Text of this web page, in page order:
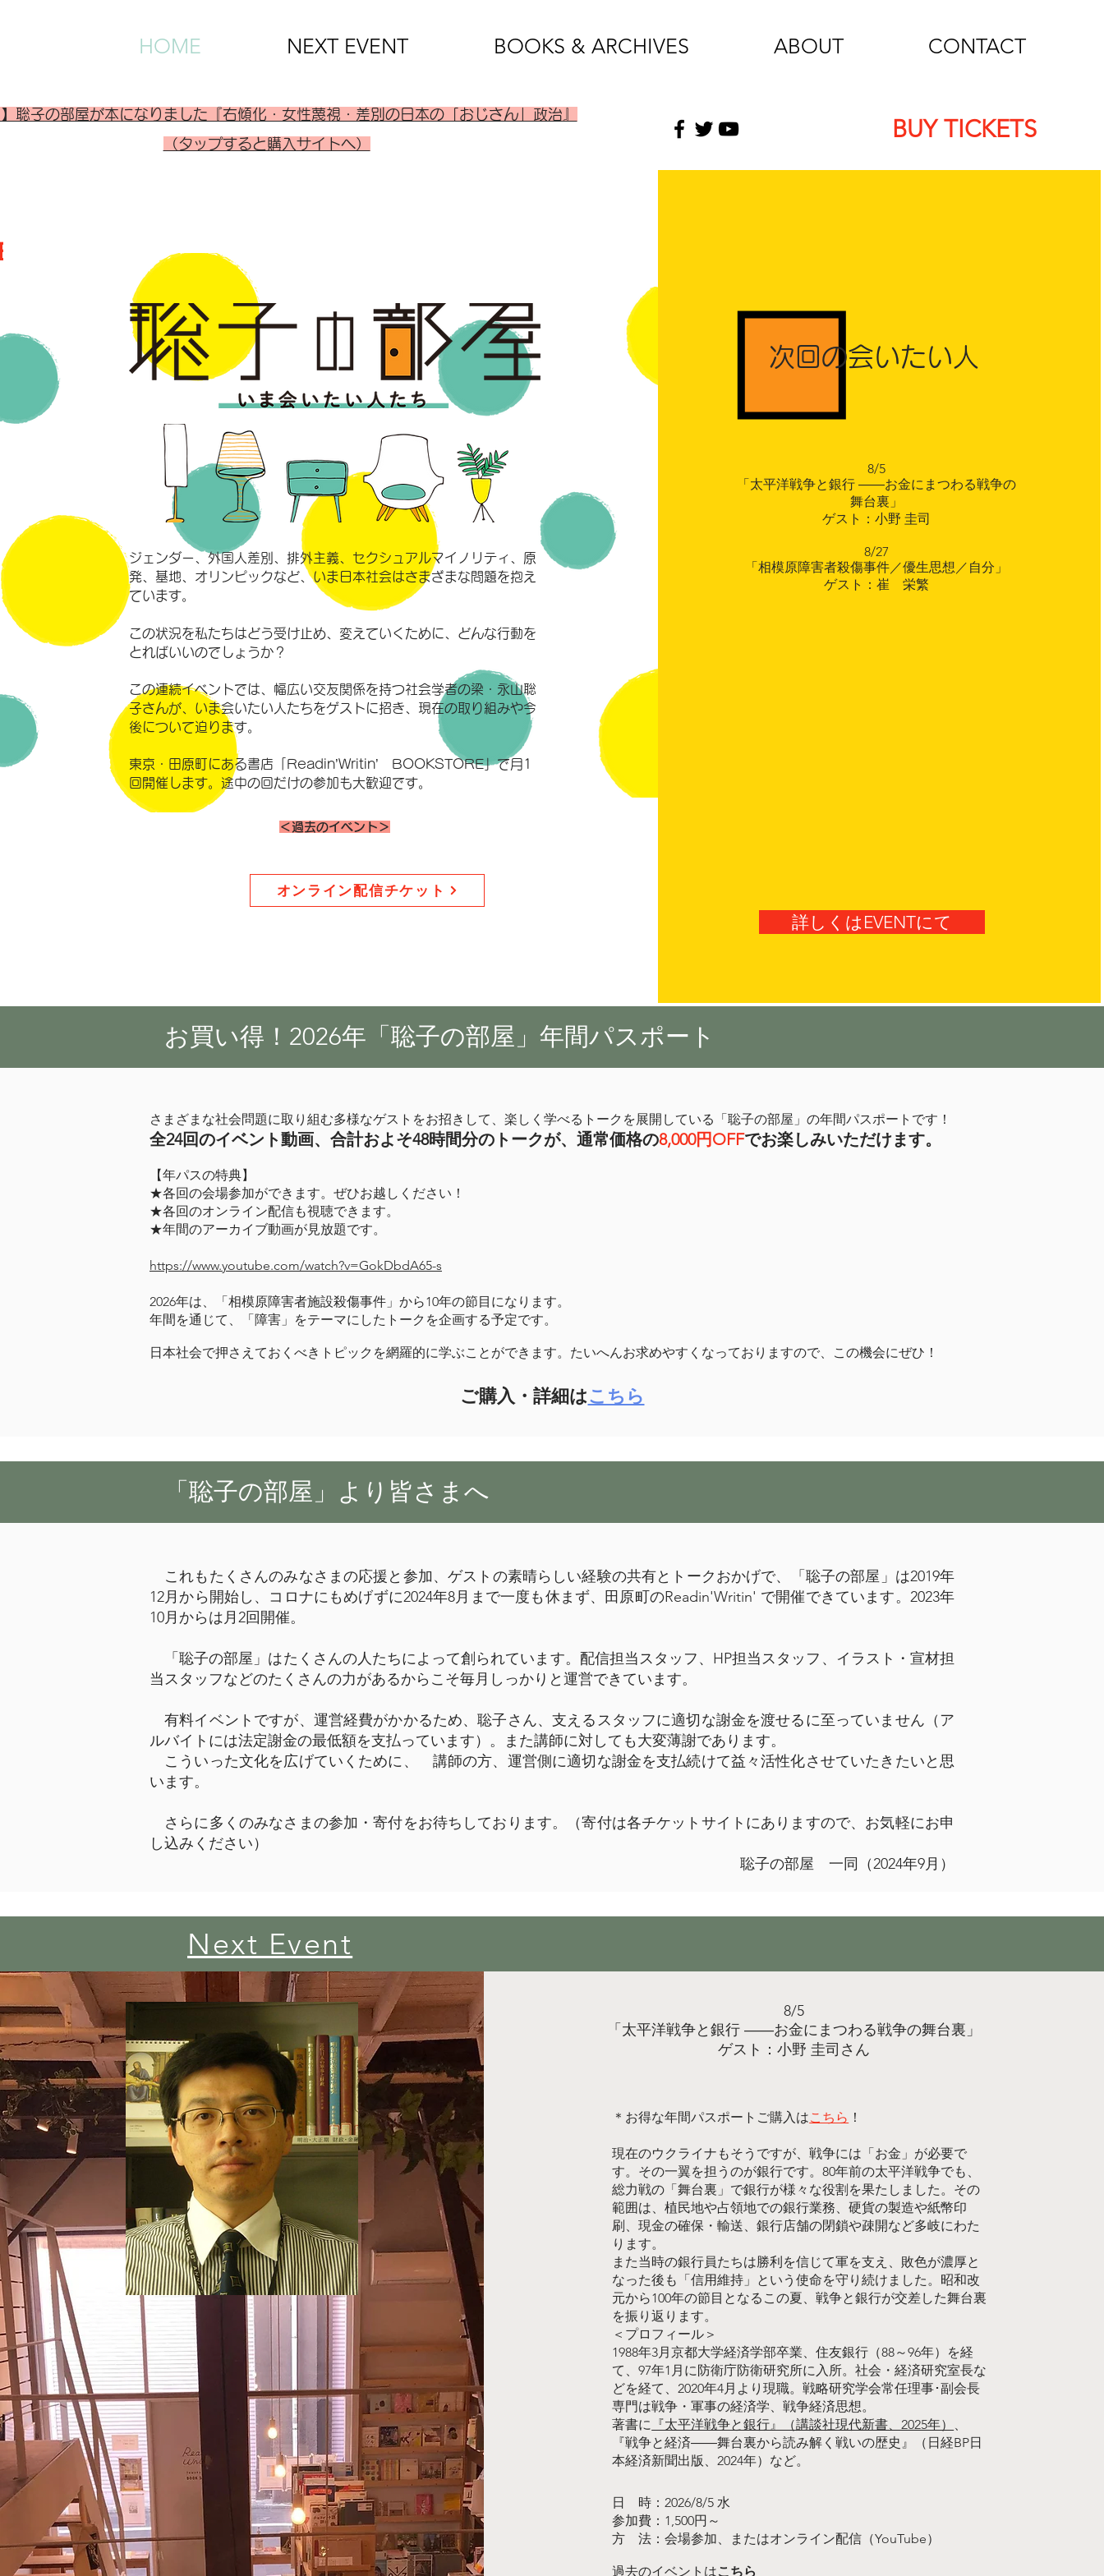
HOME NEXT EVENT BOOKS & ARCHIVES ABOUT CONTACT
BUY TICKETS
聡子の部屋が本になりました『右傾化・女性蔑視・差別の日本の「おじさん」政治』
（タップすると購入サイトへ）
ジェンダー、外国人差別、排外主義、セクシュアルマイノリティ、原
発、基地、オリンピックなど、いま日本社会はさまざまな問題を抱え
ています。
この状況を私たちはどう受け止め、変えていくために、どんな行動を
とればいいのでしょうか？
この連続イベントでは、幅広い交友関係を持つ社会学者の梁・永山聡
子さんが、いま会いたい人たちをゲストに招き、現在の取り組みや今
後について迫ります。
東京・田原町にある書店「Readin’Writin’ BOOKSTORE」で月1
回開催します。途中の回だけの参加も大歓迎です。
＜過去のイベント＞
オンライン配信チケット
​次回の会いたい人
8/5
「太平洋戦争と銀行 ――お金にまつわる戦争の
舞台裏」
ゲスト：小野 圭司
8/27
「相模原障害者殺傷事件／優生思想／自分」
ゲスト：崔 栄繁
詳しくはEVENTにて
お買い得！2026年「聡子の部屋」年間パスポート
さまざまな社会問題に取り組む多様なゲストをお招きして、楽しく学べるトークを展開している「聡子の部屋」の年間パスポートです！
全24回のイベント動画、合計およそ48時間分のトークが、通常価格の8,000円OFFでお楽しみいただけます。
【年パスの特典】
★各回の会場参加ができます。ぜひお越しください！
★各回のオンライン配信も視聴できます。
★年間のアーカイブ動画が見放題です。
https://www.youtube.com/watch?v=GokDbdA65-s
2026年は、「相模原障害者施設殺傷事件」から10年の節目になります。
年間を通じて、「障害」をテーマにしたトークを企画する予定です。
日本社会で押さえておくべきトピックを網羅的に学ぶことができます。たいへんお求めやすくなっておりますので、この機会にぜひ！
ご購入・詳細はこちら
​「聡子の部屋」より皆さまへ
これもたくさんのみなさまの応援と参加、ゲストの素晴らしい経験の共有とトークおかげで、「聡子の部屋」は2019年
12月から開始し、コロナにもめげずに2024年8月まで一度も休まず、田原町のReadin'Writin' で開催できています。2023年
10月からは月2回開催。
「聡子の部屋」はたくさんの人たちによって創られています。配信担当スタッフ、HP担当スタッフ、イラスト・宣材担
当スタッフなどのたくさんの力があるからこそ毎月しっかりと運営できています。
有料イベントですが、運営経費がかかるため、聡子さん、支えるスタッフに適切な謝金を渡せるに至っていません（ア
ルバイトには法定謝金の最低額を支払っています）。また講師に対しても大変薄謝であります。
こういった文化を広げていくために、 講師の方、運営側に適切な謝金を支払続けて益々活性化させていたきたいと思
います。
さらに多くのみなさまの参加・寄付をお待ちしております。（寄付は各チケットサイトにありますので、お気軽にお申
し込みください）
聡子の部屋 一同（2024年9月）
​Next Event
8/5
「太平洋戦争と銀行 ――お金にまつわる戦争の舞台裏」
ゲスト：小野 圭司さん
＊お得な年間パスポートご購入はこちら ！
現在のウクライナもそうですが、戦争には「お金」が必要で
す。その一翼を担うのが銀行です。80年前の太平洋戦争でも、
総力戦の「舞台裏」で銀行が様々な役割を果たしました。その
範囲は、植民地や占領地での銀行業務、硬貨の製造や紙幣印
刷、現金の確保・輸送、銀行店舗の閉鎖や疎開など多岐にわた
ります。
また当時の銀行員たちは勝利を信じて軍を支え、敗色が濃厚と
なった後も「信用維持」という使命を守り続けました。昭和改
元から100年の節目となるこの夏、戦争と銀行が交差した舞台裏
を振り返ります。
＜プロフィール＞
1988年3月京都大学経済学部卒業、住友銀行（88～96年）を経
て、97年1月に防衛庁防衛研究所に入所。社会・経済研究室長な
どを経て、2020年4月より現職。戦略研究学会常任理事･副会長
専門は戦争・軍事の経済学、戦争経済思想。
著書に 『太平洋戦争と銀行』（講談社現代新書、2025年） 、
『戦争と経済――舞台裏から読み解く戦いの歴史』（日経BP日
本経済新聞出版、2024年）など。
日 時：2026/8/5 水
参加費：1,500円～
方 法：会場参加、またはオンライン配信（YouTube）
​​過去のイベントはこちら